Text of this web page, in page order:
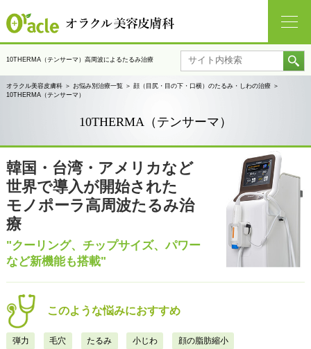
10THERMA（テンサーマ）高周波によるたるみ治療
オラクル美容皮膚科＞ お悩み別治療一覧＞ 顔（目尻・目の下・口横）のたるみ・しわの治療＞
10THERMA（テンサーマ）
10THERMA（テンサーマ）
韓国・台湾・アメリカなど
世界で導入が開始された
モノポーラ高周波たるみ治
療
"クーリング、チップサイズ、パワー
など新機能も搭載"
このような悩みにおすすめ
弾力 毛穴 たるみ 小じわ​ 顔の脂肪縮小​